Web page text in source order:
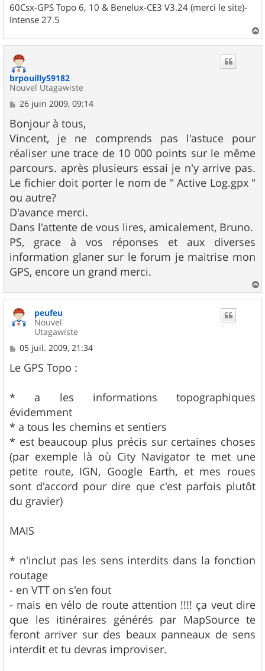
60Csx-GPS Topo 6, 10 & Benelux-CE3 V3.24 (merci le site)-
Intense 27.5
a
brpouilly59182
Nouvel Utagawiste
M
s
s
a
g
e
26 juin 2009, 09:14
Bonjour à tous,
Vincent, je ne comprends pas l'astuce pour
réaliser une trace de 10 000 points sur le même
parcours. après plusieurs essai je n'y arrive pas.
Le fichier doit porter le nom de " Active Log.gpx "
ou autre?
D'avance merci.
Dans l'attente de vous lires, amicalement, Bruno.
PS, grace à vos réponses et aux diverses
information glaner sur le forum je maitrise mon
GPS, encore un grand merci.
a
peufeu
Nouvel
Utagawiste
M
s
s
05 juil. 2009, 21:34
Le GPS Topo :
* a les informations topographiques
évidemment
* a tous les chemins et sentiers
* est beaucoup plus précis sur certaines choses
(par exemple là où City Navigator te met une
petite route, IGN, Google Earth, et mes roues
sont d'accord pour dire que c'est parfois plutôt
du gravier)
MAIS
* n'inclut pas les sens interdits dans la fonction
routage
- en VTT on s'en fout
- mais en vélo de route attention !!!! ça veut dire
que les itinéraires générés par MapSource te
feront arriver sur des beaux panneaux de sens
interdit et tu devras improviser.